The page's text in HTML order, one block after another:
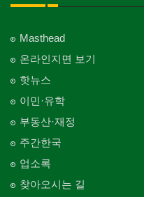
Masthead
온라인지면 보기
핫뉴스
이민·유학
부동산·재정
주간한국
업소록
찾아오시는 길